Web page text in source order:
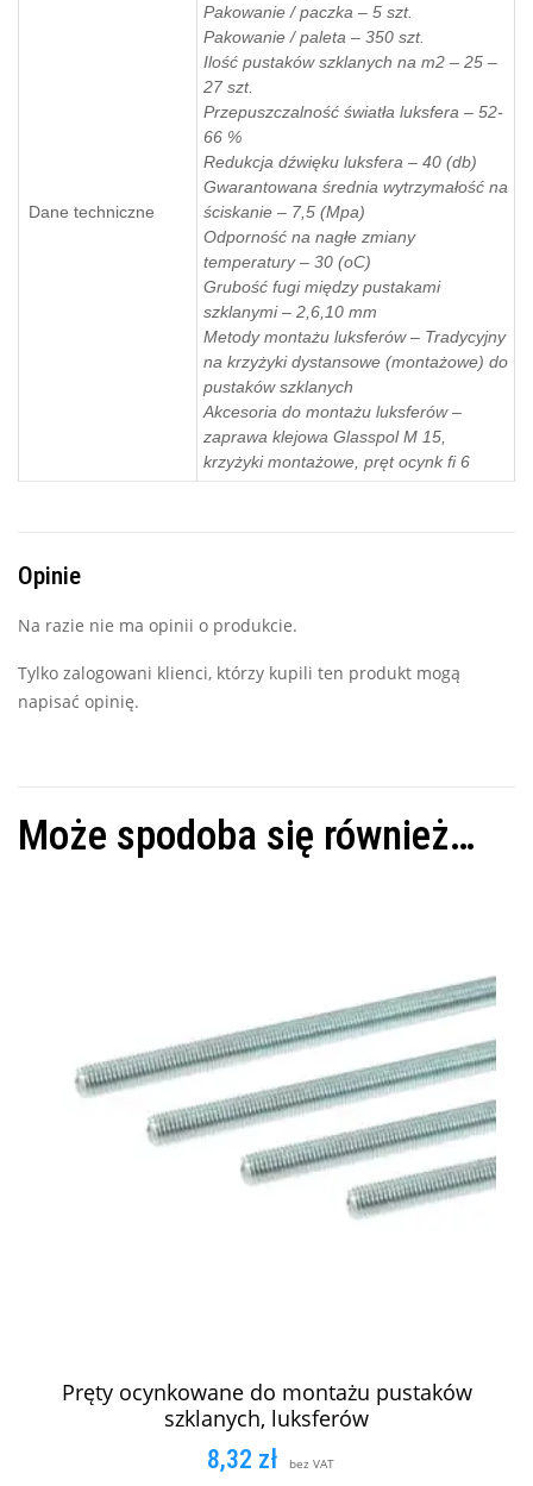
Dane techniczne
Pakowanie / paczka – 5 szt.
Pakowanie / paleta – 350 szt.
Ilość pustaków szklanych na m2 – 25 –
27 szt.
Przepuszczalność światła luksfera – 52-
66 %
Redukcja dźwięku luksfera – 40 (db)
Gwarantowana średnia wytrzymałość na
ściskanie – 7,5 (Mpa)
Odporność na nagłe zmiany
temperatury – 30 (oC)
Grubość fugi między pustakami
szklanymi – 2,6,10 mm
Metody montażu luksferów – Tradycyjny
na krzyżyki dystansowe (montażowe) do
pustaków szklanych
Akcesoria do montażu luksferów –
zaprawa klejowa Glasspol M 15,
krzyżyki montażowe, pręt ocynk fi 6
Opinie
Na razie nie ma opinii o produkcie.
Tylko zalogowani klienci, którzy kupili ten produkt mogą
napisać opinię.
Może spodoba się również…
Pręty ocynkowane do montażu pustaków
szklanych, luksferów
8,32 zł bez VAT